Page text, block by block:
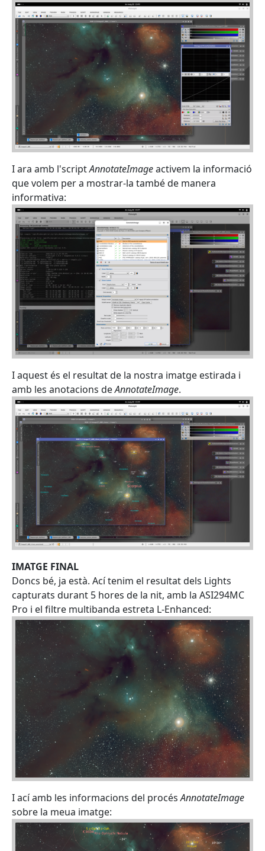
I ara amb l'scriptAnnotateImageactivem la informació
que volem per a mostrar-la també de manera
informativa:
I aquest és el resultat de la nostra imatge estirada i
amb les anotacions deAnnotateImage.
IMATGE FINAL
Doncs bé, ja està. Ací tenim el resultat dels Lights
capturats durant 5 hores de la nit, amb la ASI294MC
Pro i el filtre multibanda estreta L-Enhanced:
I ací amb les informacions del procésAnnotateImage
sobre la meua imatge: